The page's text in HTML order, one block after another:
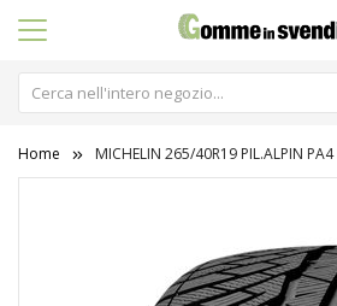
Home MICHELIN 265/40R19 PIL.ALPIN